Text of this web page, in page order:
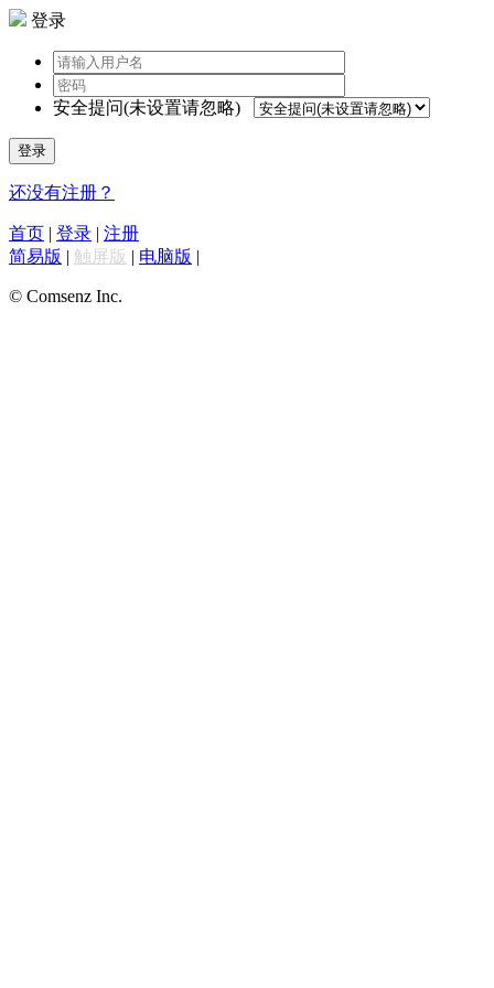
登录
安全提问(未设置请忽略)
登录
还没有注册？
首页 | 登录 | 注册
简易版 | 触屏版 | 电脑版 |
© Comsenz Inc.